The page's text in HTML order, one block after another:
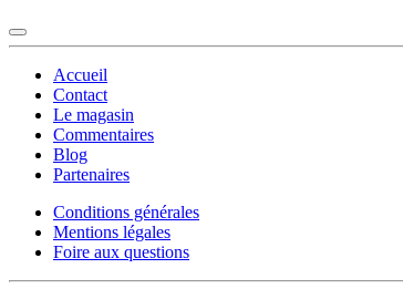
Accueil
Contact
Le magasin
Commentaires
Blog
Partenaires
Conditions générales
Mentions légales
Foire aux questions